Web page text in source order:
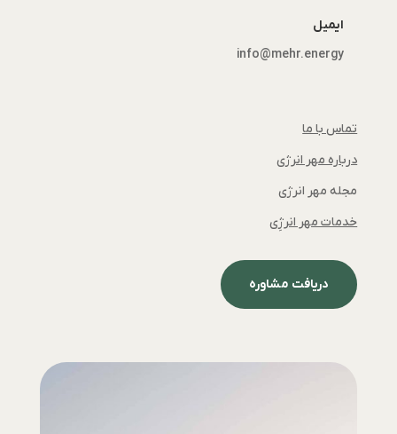
ایمیل
info@mehr.energy
تماس با ما
درباره مهر انرژی
مجله مهر انرژی
خدمات مهر انرژِی
دریافت مشاوره